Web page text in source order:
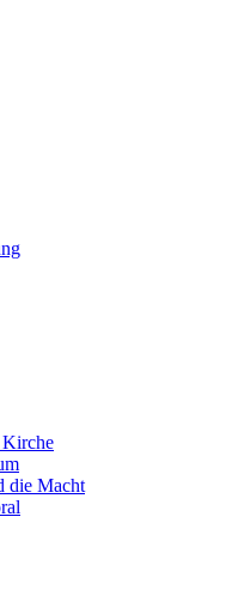
Kirche
die Macht